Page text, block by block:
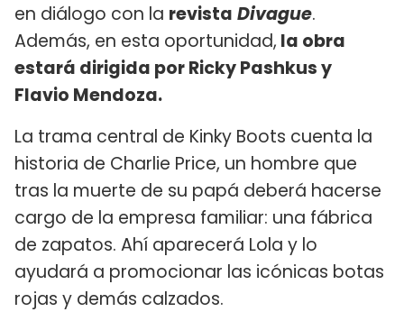
en diálogo con la revista Divague.
Además, en esta oportunidad, la obra
estará dirigida por Ricky Pashkus y
Flavio Mendoza.
La trama central de Kinky Boots cuenta la
historia de Charlie Price, un hombre que
tras la muerte de su papá deberá hacerse
cargo de la empresa familiar: una fábrica
de zapatos. Ahí aparecerá Lola y lo
ayudará a promocionar las icónicas botas
rojas y demás calzados.